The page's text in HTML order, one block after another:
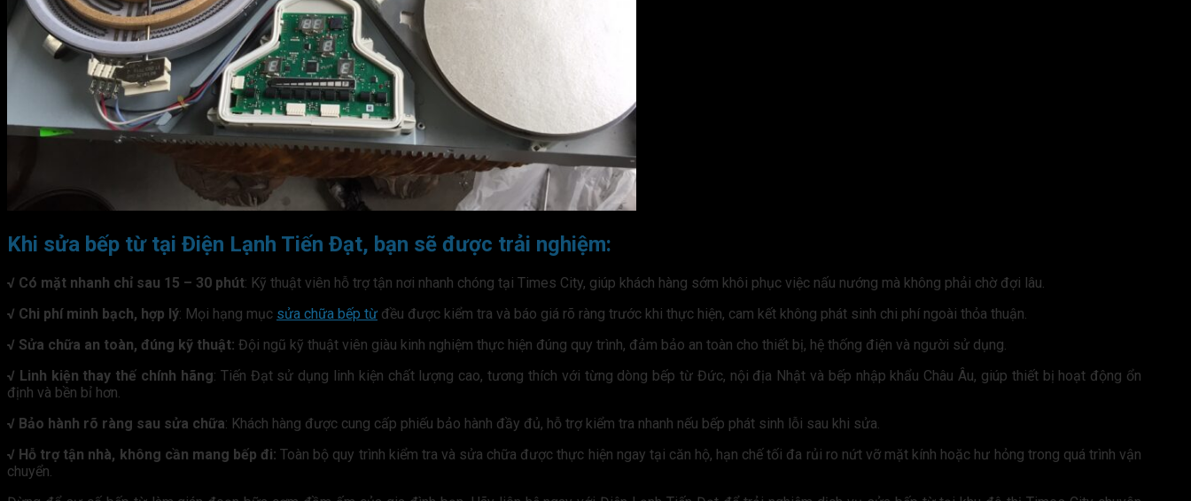
Khi sửa bếp từ tại Điện Lạnh Tiến Đạt, bạn sẽ được trải nghiệm:
√ Có mặt nhanh chỉ sau 15 – 30 phút: Kỹ thuật viên hỗ trợ tận nơi nhanh chóng tại Times City, giúp khách hàng sớm khôi phục việc nấu nướng mà không phải chờ đợi lâu.
√ Chi phí minh bạch, hợp lý: Mọi hạng mục sửa chữa bếp từ đều được kiểm tra và báo giá rõ ràng trước khi thực hiện, cam kết không phát sinh chi phí ngoài thỏa thuận.
√ Sửa chữa an toàn, đúng kỹ thuật: Đội ngũ kỹ thuật viên giàu kinh nghiệm thực hiện đúng quy trình, đảm bảo an toàn cho thiết bị, hệ thống điện và người sử dụng.
√ Linh kiện thay thế chính hãng: Tiến Đạt sử dụng linh kiện chất lượng cao, tương thích với từng dòng bếp từ Đức, nội địa Nhật và bếp nhập khẩu Châu Âu, giúp thiết bị hoạt động ổn
định và bền bỉ hơn.
√ Bảo hành rõ ràng sau sửa chữa: Khách hàng được cung cấp phiếu bảo hành đầy đủ, hỗ trợ kiểm tra nhanh nếu bếp phát sinh lỗi sau khi sửa.
√ Hỗ trợ tận nhà, không cần mang bếp đi: Toàn bộ quy trình kiểm tra và sửa chữa được thực hiện ngay tại căn hộ, hạn chế tối đa rủi ro nứt vỡ mặt kính hoặc hư hỏng trong quá trình vận
chuyển.